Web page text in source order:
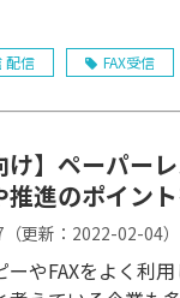
配信 FAX受信
け】ペーパー
推進のポイン
（更新： 2022-02-04）
ーやFAXをよく利